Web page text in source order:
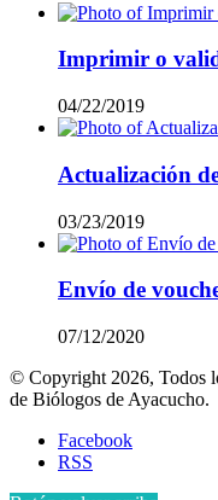
Imprimir o
04/22/2019
Actualización
03/23/2019
Envío de
07/12/2020
© Copyright 2026, Todos
de Biólogos de Ayacucho.
Facebook
RSS